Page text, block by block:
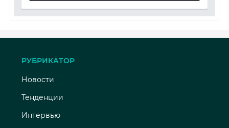
РУБРИКАТОР
Новости
Тенденции
Интервью